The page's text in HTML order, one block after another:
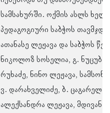
სამსახურში. ოქმის ასლს
პედაგოგიური საბჭოს
ათანასე ლეჟავა და საბჭოს
ნიკოლოზ სოსელია, გ.
რუხაძე, ნინო ლეჟავა, სამსონ
ვ. დარახველიძე, ბ. ცაგარელი,
ალექსანდრა ლეჟავა, მდივანი